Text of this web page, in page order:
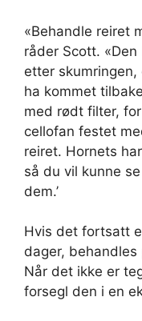
«Behandle reiret
råder Scott.
etter
ha kommet
med rødt filter,
cellofan festet
reiret. Hornets
så du vil kunne
dem.’
Hvis det fortsatt
dager,
Når det ikke er
forsegl den i en